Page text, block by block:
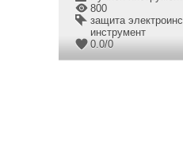
800
защита
инструмент
0.0/0